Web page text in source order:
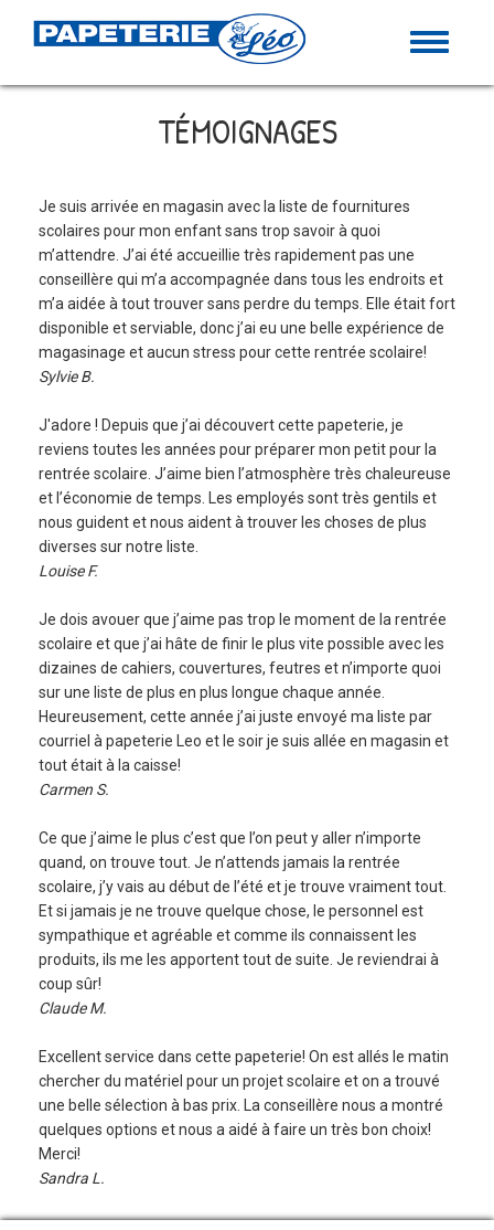
MENU
TÉMOIGNAGES
Je suis arrivée en magasin avec la liste de fournitures
scolaires pour mon enfant sans trop savoir à quoi
m’attendre. J’ai été accueillie très rapidement pas une
conseillère qui m’a accompagnée dans tous les endroits et
m’a aidée à tout trouver sans perdre du temps. Elle était fort
disponible et serviable, donc j’ai eu une belle expérience de
magasinage et aucun stress pour cette rentrée scolaire!
Sylvie B.
J'adore ! Depuis que j’ai découvert cette papeterie, je
reviens toutes les années pour préparer mon petit pour la
rentrée scolaire. J’aime bien l’atmosphère très chaleureuse
et l’économie de temps. Les employés sont très gentils et
nous guident et nous aident à trouver les choses de plus
diverses sur notre liste.
Louise F.
Je dois avouer que j’aime pas trop le moment de la rentrée
scolaire et que j’ai hâte de finir le plus vite possible avec les
dizaines de cahiers, couvertures, feutres et n’importe quoi
sur une liste de plus en plus longue chaque année.
Heureusement, cette année j’ai juste envoyé ma liste par
courriel à papeterie Leo et le soir je suis allée en magasin et
tout était à la caisse!
Carmen S.
Ce que j’aime le plus c’est que l’on peut y aller n’importe
quand, on trouve tout. Je n’attends jamais la rentrée
scolaire, j’y vais au début de l’été et je trouve vraiment tout.
Et si jamais je ne trouve quelque chose, le personnel est
sympathique et agréable et comme ils connaissent les
produits, ils me les apportent tout de suite. Je reviendrai à
coup sûr!
Claude M.
Excellent service dans cette papeterie! On est allés le matin
chercher du matériel pour un projet scolaire et on a trouvé
une belle sélection à bas prix. La conseillère nous a montré
quelques options et nous a aidé à faire un très bon choix!
Merci!
Sandra L.